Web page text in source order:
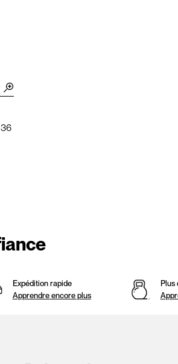
Expédition rapide
Apprendre encore plus
Plus